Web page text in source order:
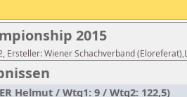
2015
Ersteller: Wiener Schachverband
Helmut / Wtg1: 9 / Wtg2: 122,5)